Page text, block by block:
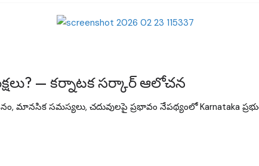
— కర్నాటక సర్కార్ ఆలోచన
మానసిక సమస్యలు, చదువులపై ప్రభావం నేపథ్యంలో Karnataka